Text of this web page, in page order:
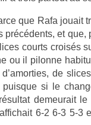
que Rafa jouait
et que,
co­urts croisés
ou il pilon­ne
de
si le
de­meurait
6-2 6-3 5-3